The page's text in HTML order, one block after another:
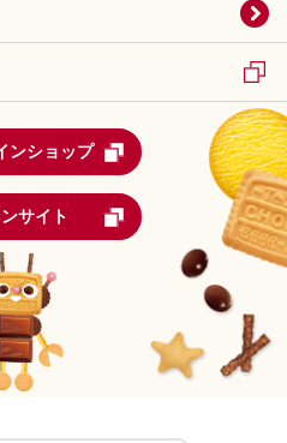
ンショップ
サイト